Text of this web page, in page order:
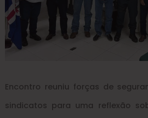
Encontro reuniu forças de
sindicatos para uma reflexão